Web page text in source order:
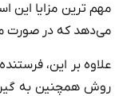
مهم‌ ترین مزایا این
می‌دهد که در صورت
علاوه بر این،
روش همچنین به